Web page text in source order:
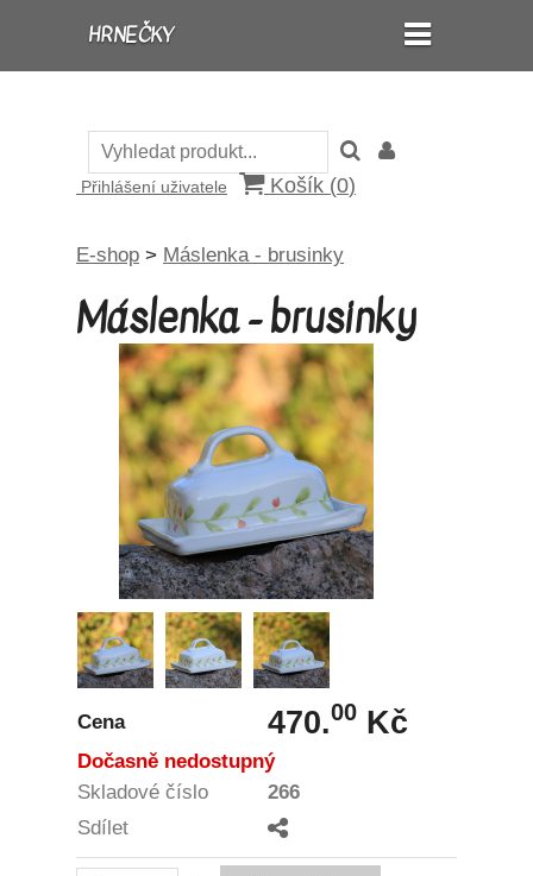
HRNEČKY
Přihlášení uživatele Košík (0)
E-shop > Máslenka - brusinky
Máslenka - brusinky
Cena 470.00 Kč
Dočasně nedostupný
Skladové číslo
266
Sdílet